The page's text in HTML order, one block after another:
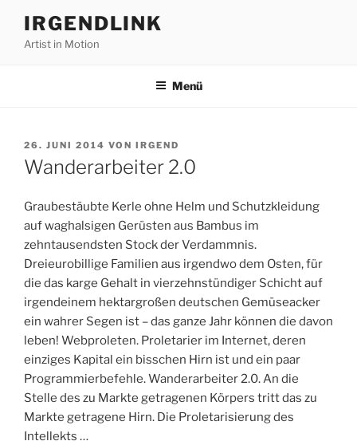
Inhalt
springen
IRGENDLINK
Artist in Motion
Menü
VERÖFFENTLICHT
AM
26. JUNI 2014 VON IRGEND
Wanderarbeiter 2.0
Graubestäubte Kerle ohne Helm und Schutzkleidung
auf waghalsigen Gerüsten aus Bambus im
zehntausendsten Stock der Verdammnis.
Dreieurobillige Familien aus irgendwo dem Osten, für
die das karge Gehalt in vierzehnstündiger Schicht auf
irgendeinem hektargroßen deutschen Gemüseacker
ein wahrer Segen ist – das ganze Jahr können die davon
leben! Webproleten. Proletarier im Internet, deren
einziges Kapital ein bisschen Hirn ist und ein paar
Programmierbefehle. Wanderarbeiter 2.0. An die
Stelle des zu Markte getragenen Körpers tritt das zu
Markte getragene Hirn. Die Proletarisierung des
Intellekts …